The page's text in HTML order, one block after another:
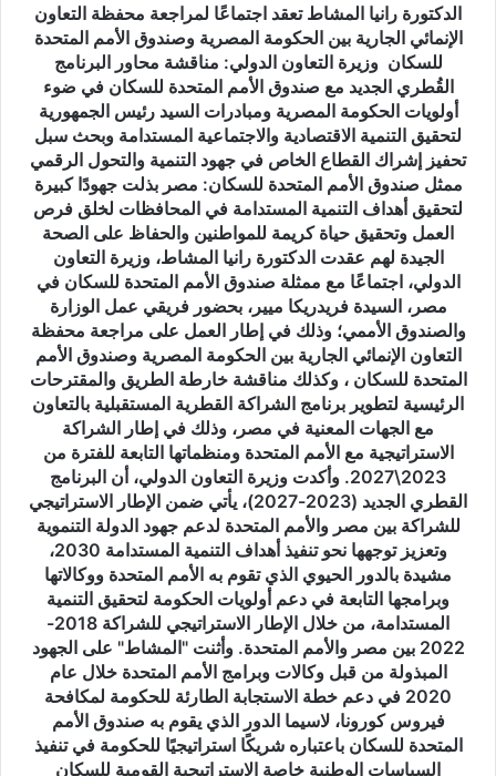
الجارية
بين
الحكومة
المصرية
وصندوق
الأمم
للسكان
وزيرة
التعاون
الدولي:
مناقشة
محاور
البرنامج
القُطري
الجديد
المتحدة
للسكان
أولويات
المصرية
ومبادرات
السيد
الجمهورية
لتحقيق
التنمية
الدكتورة رانيا المشاط تعقد اجتماعًا لمراجعة محفظة التعاون
الإنمائي الجارية بين الحكومة المصرية وصندوق الأمم المتحدة
للسكان ​ وزيرة التعاون الدولي: مناقشة محاور البرنامج
القُطري الجديد مع صندوق الأمم المتحدة للسكان في ضوء
أولويات الحكومة المصرية ومبادرات السيد رئيس الجمهورية
لتحقيق التنمية الاقتصادية والاجتماعية المستدامة وبحث سبل
تحفيز إشراك القطاع الخاص في جهود التنمية والتحول الرقمي
ممثل صندوق الأمم المتحدة للسكان: مصر بذلت جهودًا كبيرة
لتحقيق أهداف التنمية المستدامة في المحافظات لخلق فرص
العمل وتحقيق حياة كريمة للمواطنين والحفاظ على الصحة
الجيدة لهم عقدت الدكتورة رانيا المشاط، وزيرة التعاون
الدولي، اجتماعًا مع ممثلة صندوق الأمم المتحدة للسكان في
مصر، السيدة فريدريكا ميير، بحضور فريقي عمل الوزارة
والصندوق الأممي؛ وذلك في إطار العمل على مراجعة محفظة
التعاون الإنمائي الجارية بين الحكومة المصرية وصندوق الأمم
المتحدة للسكان ، وكذلك مناقشة خارطة الطريق والمقترحات
الرئيسية لتطوير برنامج الشراكة القطرية المستقبلية بالتعاون
مع الجهات المعنية في مصر، وذلك في إطار الشراكة
الاستراتيجية مع الأمم المتحدة ومنظماتها التابعة للفترة من
2023\2027. وأكدت وزيرة التعاون الدولي، أن البرنامج
القطري الجديد (2023-2027)، يأتي ضمن الإطار الاستراتيجي
للشراكة بين مصر والأمم المتحدة لدعم جهود الدولة التنموية
وتعزيز توجهها نحو تنفيذ أهداف التنمية المستدامة 2030،
مشيدة بالدور الحيوي الذي تقوم به الأمم المتحدة ووكالاتها
وبرامجها التابعة في دعم أولويات الحكومة لتحقيق التنمية
المستدامة، من خلال الإطار الاستراتيجي للشراكة 2018-
2022 بين مصر والأمم المتحدة. وأثنت "المشاط" على الجهود
المبذولة من قبل وكالات وبرامج الأمم المتحدة خلال عام
2020 في دعم خطة الاستجابة الطارئة للحكومة لمكافحة
فيروس كورونا، لاسيما الدور الذي يقوم به صندوق الأمم
المتحدة للسكان باعتباره شريكًا استراتيجيًا للحكومة في تنفيذ
السياسات الوطنية خاصة الاستراتيجية القومية للسكان